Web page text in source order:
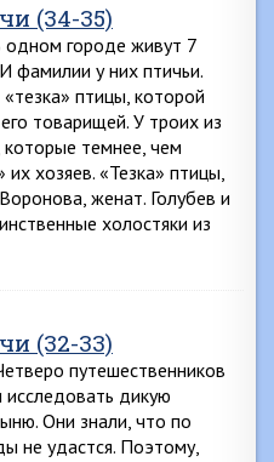
(34-35)
городе живут 7
фамилии у них птичьи.
птицы, которой
товарищей. У троих из
темнее, чем
хозяев. «Тезка» птицы,
женат. Голубев и
холостяки из
(32-33)
путешественников
дикую
Они знали, что по
не удастся. Поэтому,